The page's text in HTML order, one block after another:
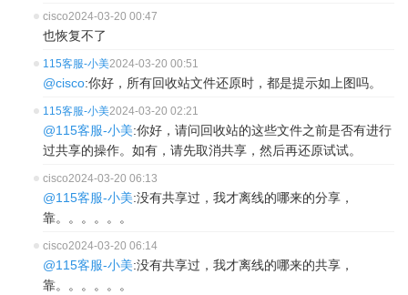
cisco2024-03-20 00:47
也恢复不了
115客服-小美2024-03-20 00:51
@cisco:你好，所有回收站文件还原时，都是提示如上图吗。
115客服-小美2024-03-20 02:21
@115客服-小美:你好，请问回收站的这些文件之前是否有进行
过共享的操作。如有，请先取消共享，然后再还原试试。
cisco2024-03-20 06:13
@115客服-小美:没有共享过，我才离线的哪来的分享，
靠。。。。。。
cisco2024-03-20 06:14
@115客服-小美:没有共享过，我才离线的哪来的共享，
靠。。。。。。